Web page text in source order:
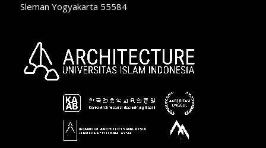
Sleman Yogyakarta 55584